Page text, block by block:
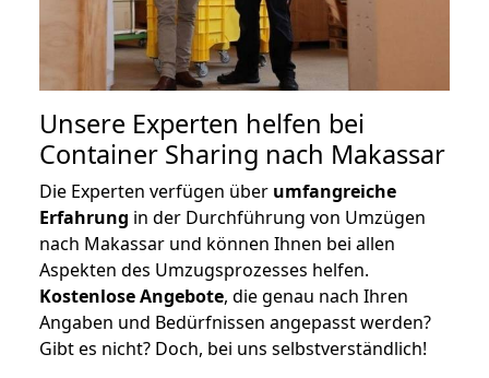
Unsere Experten helfen bei
Container Sharing nach Makassar
Die Experten verfügen über umfangreiche
Erfahrung in der Durchführung von Umzügen
nach Makassar und können Ihnen bei allen
Aspekten des Umzugsprozesses helfen.
Kostenlose Angebote, die genau nach Ihren
Angaben und Bedürfnissen angepasst werden?
Gibt es nicht? Doch, bei uns selbstverständlich!